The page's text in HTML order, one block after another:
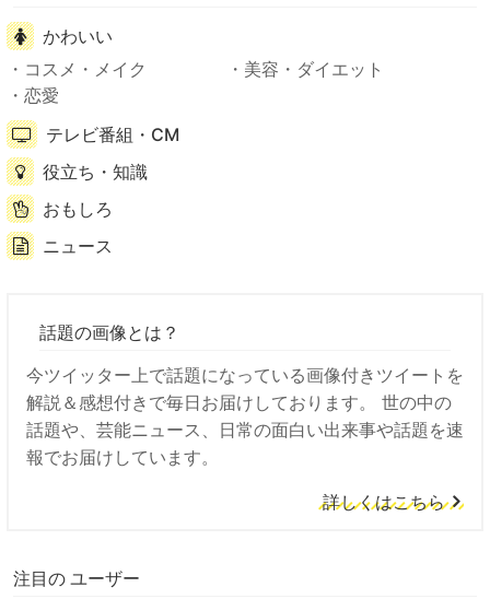
かわいい
コスメ・メイク
美容・ダイエット
恋愛
テレビ番組・CM
役立ち・知識
おもしろ
ニュース
話題の画像とは？
今ツイッター上で話題になっている画像付きツイートを
解説＆感想付きで毎日お届けしております。 世の中の
話題や、芸能ニュース、日常の面白い出来事や話題を速
報でお届けしています。
詳しくはこちら
注目の ユーザー